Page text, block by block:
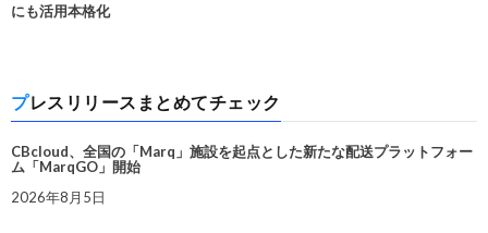
にも活用本格化
プレスリリースまとめてチェック
CBcloud、全国の「Marq」施設を起点とした新たな配送プラットフォー
ム「MarqGO」開始
2026年8月5日